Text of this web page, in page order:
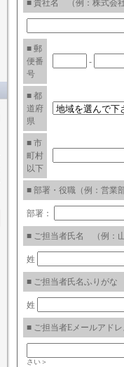
■ 貴社名 （例：株式会
■ 郵
便番
号
-
■ 都
道府
県
■ 市
町村
以下
■ 部署・役職（例：営業
部署：
■ ご担当者氏名 （例：
姓
■ ご担当者氏名ふりが
姓
■ ご担当者Eメールアド
さい＞